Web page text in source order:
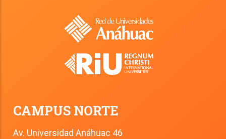
CAMPUS NORTE
Av. Universidad Anáhuac 46